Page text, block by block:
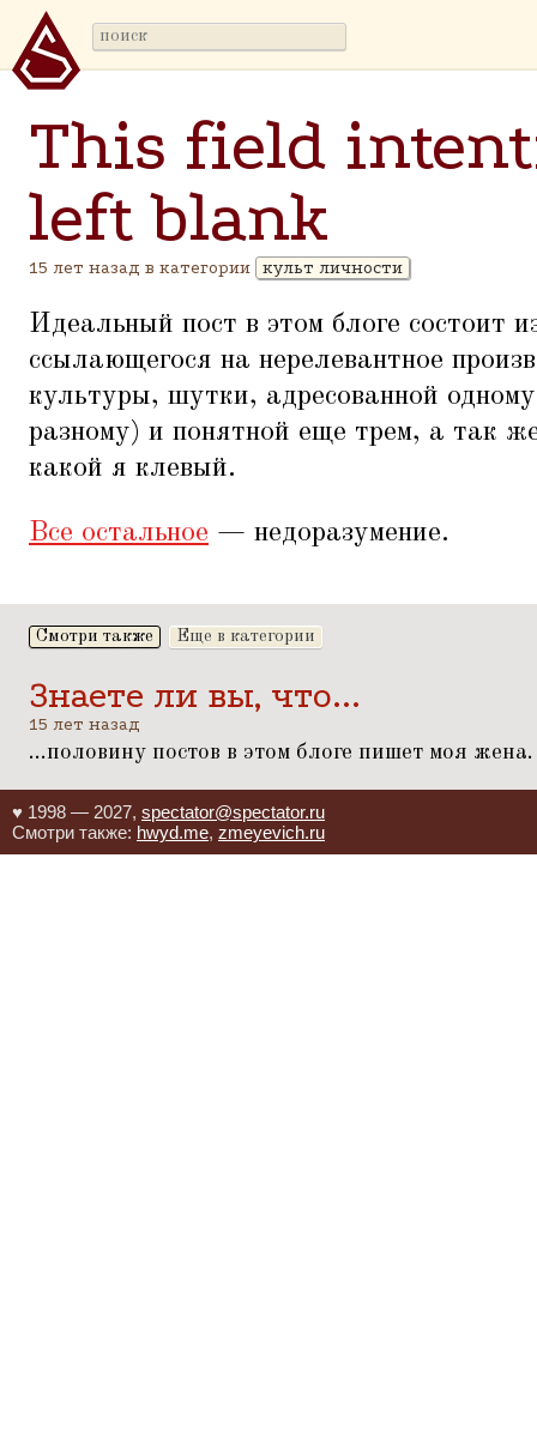
This field
left blank
15 лет назад в категории культ личности
Идеальный пост в этом блоге состоит
ссылающегося на нерелевантное
культуры, шутки, адресованной
разному) и понятной еще трем, а так
какой я клевый.
Все остальное — недоразумение.
Смотри также Еще в категории
Знаете ли вы, что...
15 лет назад
...половину постов в этом блоге пишет моя жена.
♥ 1998 — 2027, spectator@spectator.ru
Смотри также: hwyd.me, zmeyevich.ru